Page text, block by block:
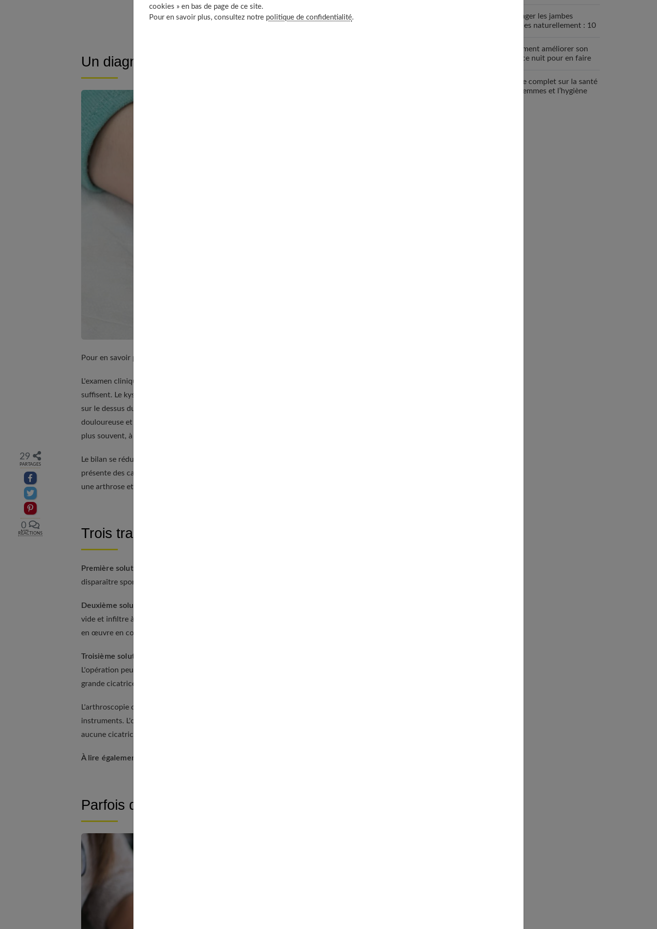
29
PARTAGES
Partager sur facebook
Partager sur Twitter
Epingler sur Pinterest
0
RÉACTIONS
À découvrir aussi
Un diagnostic facile
Pour en savoir plus, lisez aussi
L'examen clinique permet de faire le diagnostic dans la quasi-totalité des cas. Quelques secondes
suffisent. Le kyste se présente comme une petite boule ronde, de consistance un peu élastique, située
sur le dessus du poignet ou dans la gouttière du pouls. Les patients conviennent qu'elle est peu
douloureuse et peu gênante. Ils accusent parfois un traumatisme d'être à l'origine de ce trouble mais, le
plus souvent, à tort.
Le bilan se réduit à rien, ou presque. La radiographie, l'échographie ou l'IRM sont inutiles, sauf si le kyste
présente des caractéristiques inhabituelles. Par exemple, une douleur ou une gêne qui font suspecter
une arthrose et incitent à réaliser des examens complémentaires.
Trois traitements possibles
Première solution : ne rien faire
disparaître spontanément en quelques semaines.
Deuxième solution : la ponction infiltration
vide et infiltre à sa base une petite quantité de corticoïde pour éviter la récidive. Cette technique, mise
en œuvre en consultation, a l'avantage d'être simple et efficace.
Troisième solution : l'intervention chirurgicale
L'opération peut se faire de manière classique ou par arthroscopie, ce qui a l'avantage d'éviter une
grande cicatrice.
L'arthroscopie consiste à utiliser une fine sonde munie d'un système vidéo. Le chirurgien emploie de fins
instruments. L'opération, qui impose une anesthésie loco-régionale ou générale, ne laisse pratiquement
aucune cicatrice.
À lire également :
Parfois des récidives
Soulager les jambes
lourdes naturellement : 10
Comment améliorer son
espace nuit pour en faire
Guide complet sur la santé
des femmes et l’hygiène
cookies » en bas de page de ce site.
Pour en savoir plus, consultez notre politique de confidentialité.